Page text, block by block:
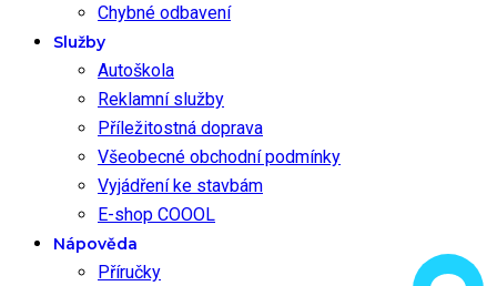
Chybné odbavení
Služby
Autoškola
Reklamní služby
Příležitostná doprava
Všeobecné obchodní podmínky
Vyjádření ke stavbám
E-shop COOOL
Nápověda
Příručky